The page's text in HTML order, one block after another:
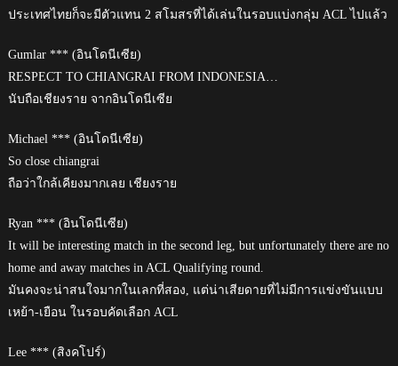
ประเทศไทยก็จะมีตัวแทน 2 สโมสรที่ได้เล่นในรอบแบ่งกลุ่ม ACL ไปแล้ว
Gumlar *** (อินโดนีเซีย)
RESPECT TO CHIANGRAI FROM INDONESIA…
นับถือเชียงราย จากอินโดนีเซีย
Michael *** (อินโดนีเซีย)
So close chiangrai
ถือว่าใกล้เคียงมากเลย เชียงราย
Ryan *** (อินโดนีเซีย)
It will be interesting match in the second leg, but unfortunately there are no
home and away matches in ACL Qualifying round.
มันคงจะน่าสนใจมากในเลกที่สอง, แต่น่าเสียดายที่ไม่มีการแข่งขันแบบ
เหย้า-เยือน ในรอบคัดเลือก ACL
Lee *** (สิงคโปร์)